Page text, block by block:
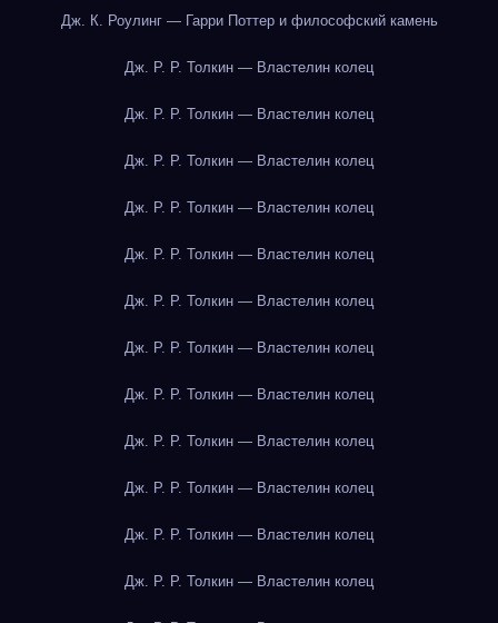
Дж. К. Роулинг — Гарри Поттер и философский камень
Дж. Р. Р. Толкин — Властелин колец
Дж. Р. Р. Толкин — Властелин колец
Дж. Р. Р. Толкин — Властелин колец
Дж. Р. Р. Толкин — Властелин колец
Дж. Р. Р. Толкин — Властелин колец
Дж. Р. Р. Толкин — Властелин колец
Дж. Р. Р. Толкин — Властелин колец
Дж. Р. Р. Толкин — Властелин колец
Дж. Р. Р. Толкин — Властелин колец
Дж. Р. Р. Толкин — Властелин колец
Дж. Р. Р. Толкин — Властелин колец
Дж. Р. Р. Толкин — Властелин колец